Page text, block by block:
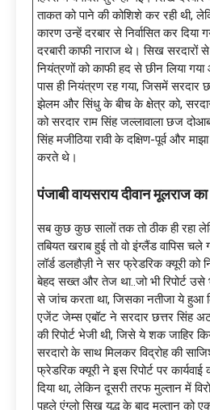
ताकत को पाने की कोशिशे कर रही थी,
कारण उन्हें दरबार से निर्वासित कर
दरबारी काफी नाराज थे। सिख सरदारों
नियंत्रणों को काफी हद से छीन लिया
पास ही नियंत्रण रह गया, जिसमें सरदार
झेलम और सिंधु के बीच के क्षेत्र को,
को सरदार राम सिंह जल्लावाला छज
सिंह मजीठिया रावी के दक्षिण-पूर्व और
करते थे।
पंजाबी वायसराय दीवान मूलराज
सब कुछ कुछ सालों तक तो ठीक ही रहा
तबियत खराब हुई तो वो इंग्लैंड वापिस
लॉर्ड डलहौज़ी ने सर फ्रेडरिक क्यूरी को
बेहद सख्त और तेज था..जो भी रिपोर्ट उसे
से जांच करता था, जिसका नतीजा ये हुआ
एजेंट जेम्स एबॉट ने सरदार छत्तर सिंह
की रिपोर्ट भेजी थी, जिसे ये शक जाहिर
सरदारो के साथ मिलकर विद्रोह की
फ्रेडरिक क्यूरी ने इस रिपोर्ट पर
दिया था, लेकिन दूसरी तरफ मुल्तान में
पहले एंग्लो सिख युद्ध के बाद मुल्तान को